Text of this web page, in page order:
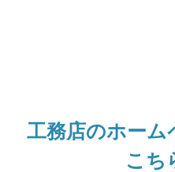
工務店のホーム
こち